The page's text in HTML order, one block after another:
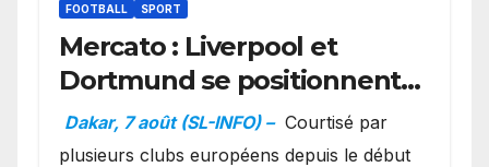
FOOTBALL SPORT
Mercato : Liverpool et
Dortmund se positionnent
en favoris pour recruter
Ibrahim Mbaye
Dakar, 7 août (SL-INFO) – Courtisé par
plusieurs clubs européens depuis le début